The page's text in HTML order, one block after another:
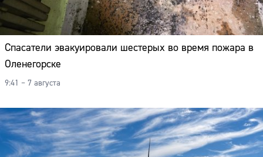
Спасатели эвакуировали шестерых во время пожара в
Оленегорске
9:41 – 7 августа